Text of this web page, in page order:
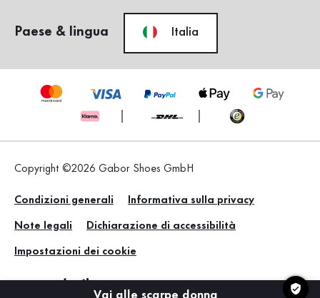
Vai alle scarpe donna
Paese & lingua Italia
Copyright ©2026 Gabor Shoes GmbH
Condizioni generali Informativa sulla privacy
Note legali Dichiarazione di accessibilità
Impostazioni dei cookie